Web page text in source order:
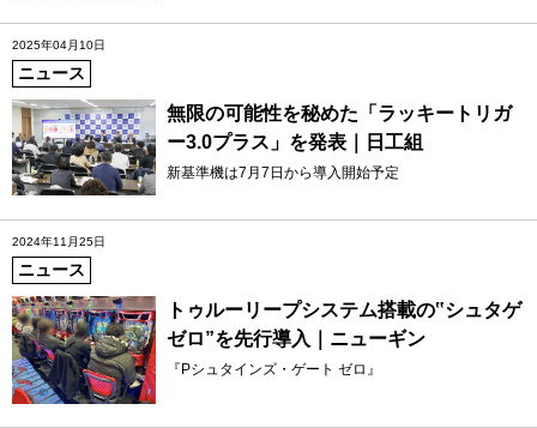
2025年04月10日
ニュース
無限の可能性を秘めた「ラッキートリガ
ー3.0プラス」を発表｜日工組
新基準機は7月7日から導入開始予定
2024年11月25日
ニュース
トゥルーリープシステム搭載の‟シュタゲ
ゼロ”を先行導入｜ニューギン
『Pシュタインズ・ゲート ゼロ』